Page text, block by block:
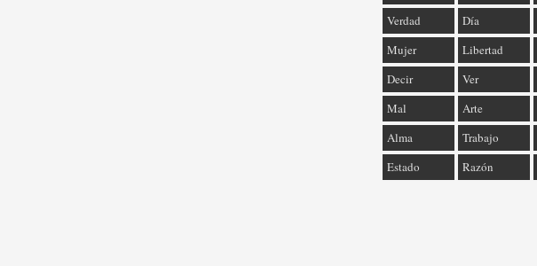
Verdad
Día
Mujer
Libertad
Decir
Ver
Mal
Arte
Alma
Trabajo
Estado
Razón